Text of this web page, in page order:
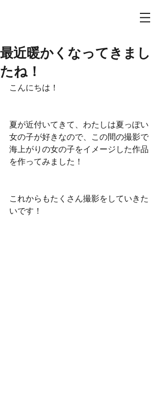
最近暖かくなってきまし
たね！
こんにちは！
夏が近付いてきて、わたしは夏っぽい
女の子が好きなので、この間の撮影で
海上がりの女の子をイメージした作品
を作ってみました！
これからもたくさん撮影をしていきた
いです！